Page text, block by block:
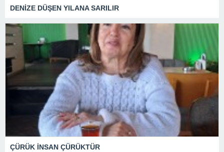
DENİZE DÜŞEN YILANA SARILIR
ÇÜRÜK İNSAN ÇÜRÜKTÜR